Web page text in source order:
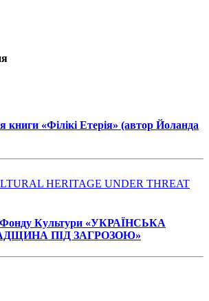
книги «Філікі Етерія» (автор Йоланда
Фонду Культури «УКРАЇНСЬКА
ПІД ЗАГРОЗОЮ»